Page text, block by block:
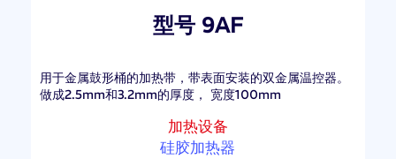
型号 9AF
用于金属鼓形桶的加热带，带表面安装的双金属温控器。
做成2.5mm和3.2mm的厚度， 宽度100mm
加热设备
硅胶加热器